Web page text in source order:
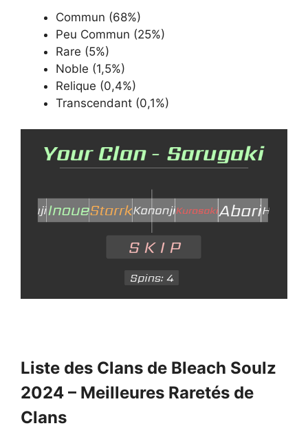
Commun (68%)
Peu Commun (25%)
Rare (5%)
Noble (1,5%)
Relique (0,4%)
Transcendant (0,1%)
Liste des Clans de Bleach Soulz
2024 – Meilleures Raretés de
Clans